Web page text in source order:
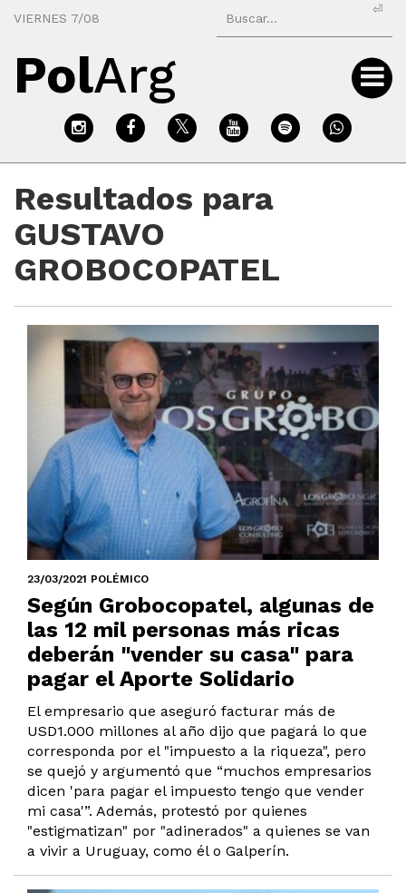
VIERNES 7/08
⏎
PolArg
Resultados para
GUSTAVO
GROBOCOPATEL
23/03/2021 POLÉMICO
Según Grobocopatel, algunas de
las 12 mil personas más ricas
deberán "vender su casa" para
pagar el Aporte Solidario
El empresario que aseguró facturar más de
USD1.000 millones al año dijo que pagará lo que
corresponda por el "impuesto a la riqueza", pero
se quejó y argumentó que “muchos empresarios
dicen 'para pagar el impuesto tengo que vender
mi casa'”. Además, protestó por quienes
"estigmatizan" por "adinerados" a quienes se van
a vivir a Uruguay, como él o Galperín.